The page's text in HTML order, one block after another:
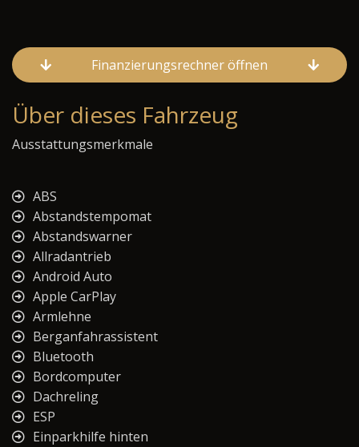
Finanzierungsrechner öffnen
Über dieses Fahrzeug
Ausstattungsmerkmale
ABS
Abstandstempomat
Abstandswarner
Allradantrieb
Android Auto
Apple CarPlay
Armlehne
Berganfahrassistent
Bluetooth
Bordcomputer
Dachreling
ESP
Einparkhilfe hinten